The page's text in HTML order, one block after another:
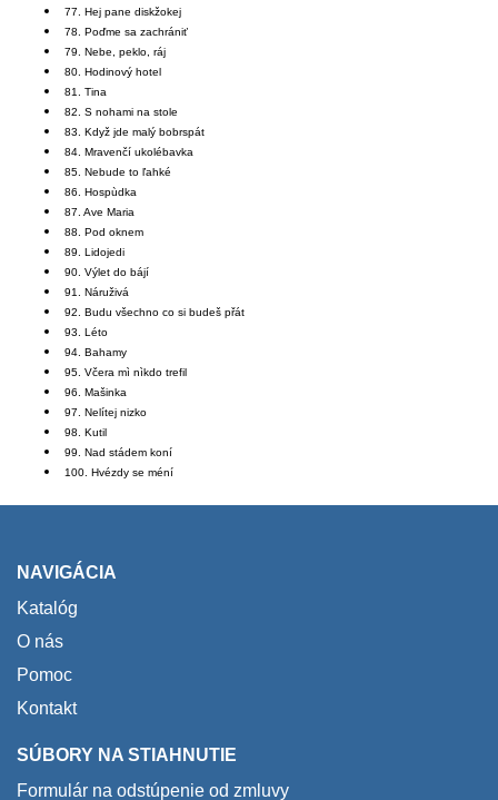
77. Hej pane diskžokej
78. Poďme sa zachrániť
79. Nebe, peklo, ráj
80. Hodinový hotel
81. Tina
82. S nohami na stole
83. Když jde malý bobrspát
84. Mravenčí ukolébavka
85. Nebude to ľahké
86. Hospùdka
87. Ave Maria
88. Pod oknem
89. Lidojedi
90. Výlet do bájí
91. Náruživá
92. Budu všechno co si budeš přát
93. Léto
94. Bahamy
95. Včera mì nìkdo trefil
96. Mašinka
97. Nelítej nizko
98. Kutil
99. Nad stádem koní
100. Hvézdy se méní
NAVIGÁCIA
Katalóg
O nás
Pomoc
Kontakt
SÚBORY NA STIAHNUTIE
Formulár na odstúpenie od zmluvy